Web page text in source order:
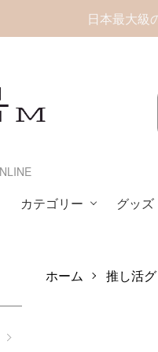
日本最大級
カテゴリー グッズ
ホーム 推し活